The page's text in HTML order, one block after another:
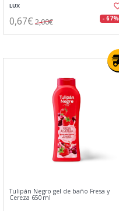
LUX
0,67€ 2,00€ - 67%
Tulipán Negro gel de baño Fresa y
Cereza 650ml